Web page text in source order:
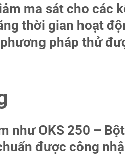
ma sát cho các
thời gian hoạt
pháp thử
như OKS 250 –
được công